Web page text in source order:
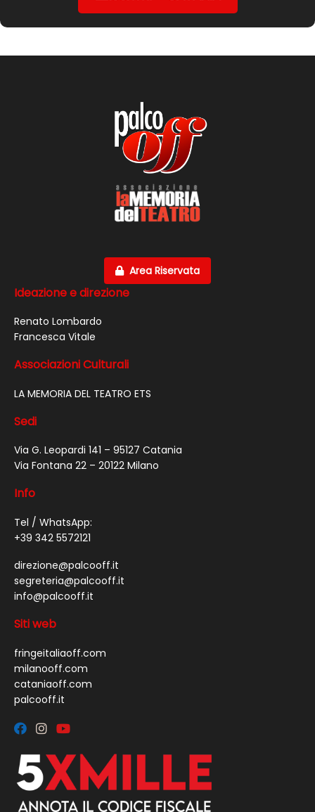
Area Riservata
Ideazione e direzione
Renato Lombardo
Francesca Vitale
Associazioni Culturali
LA MEMORIA DEL TEATRO ETS
Sedi
Via G. Leopardi 141 – 95127 Catania
Via Fontana 22 – 20122 Milano
Info
Tel / WhatsApp:
+39 342 5572121
direzione@palcooff.it
segreteria@palcooff.it
info@palcooff.it
Siti web
fringeitaliaoff.com
milanooff.com
cataniaoff.com
palcooff.it